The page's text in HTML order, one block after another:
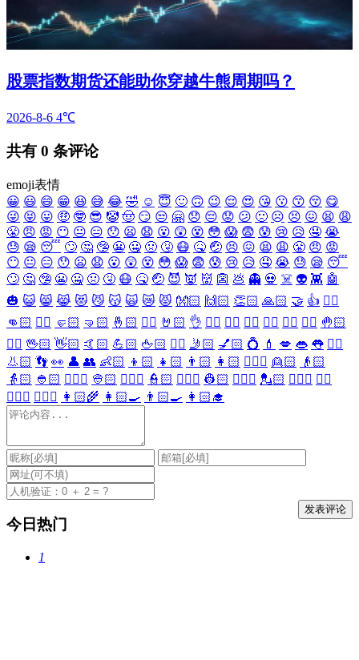
股票指数期货还能助你穿越牛熊周期吗？
2026-8-6 4℃
共有 0 条评论
emoji表情
😀 😃 😄 😁 😆 😅 😂 🤣 ☺️ 😇 🙂 🙃 😉 😌 😍 😘 😗 😙 😚 😋
😜 😝 😛 🤑 🤓 😎 🤡 🤠 😏 😒 🤗 😞 😔 😟 😕 🙁 ☹️ 😣 😖 😫 😩
😤 😠 😡 😶 😐 😑 😯 😦 😧 😮 😲 😵 😳 😱 😨 😰 😢 😥 🤤 😭
😓 😪 😴 🙄 🤔 🤥 😬 🤐 🤢 🤧 😷 🤒 🤕 😣 😖 😫 😩 😤 😠 😡
😶 😐 😑 😯 😦 😧 😮 😲 😵 😳 😱 😨 😰 😢 😥 🤤 😭 😓 😪 😴
🙄 🤔 🤥 😬 🤐 🤢 🤧 😷 🤒 🤕 😈 👿 👹 👺 💩 👻 💀 ☠️ 👽 👾 🤖
🎃 😺 😸 😹 😻 😼 😽 🙀 😿 😾 👐🏻 🙌🏻 👏🏻 🙏🏻 🤝 👍 👎🏻
👊🏻 ✊🏻 🤛🏻 🤜🏻 🤞🏻 ✌🏻 🤘🏻 👌 👈🏻 👉🏻 👆🏻 👇🏻 ☝🏻 ✋🏻 🤚🏻
🖐🏻 🖖🏻 👋🏻 🤙🏻 💪🏻 🖕🏻 ✍🏻 🤳🏻 💅🏻 💍 💄 💋 👄 👅 👂🏻
👃🏻 👣 👀 👤 👥 👶🏻 👦🏻 👧🏻 👨🏻 👩🏻 👱🏻‍♀️ 👱🏻
👴🏻
👵🏻 👲🏻 👳🏻‍♀️ 👳🏻 👮🏻‍♀️ 👮🏻 👷🏻‍♀️ 👷🏻 💂🏻‍♀️ 💂🏻 🕵🏻‍♀️ 🕵🏻
👩🏻‍⚕️ 👨🏻‍⚕️ 👩🏻‍🌾 👩🏻‍🍳 👨🏻‍🍳 👩🏻‍🎓
今日热门
1